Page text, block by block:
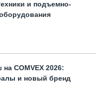
и подъемно-
COMVEX 2026:
и новый бренд